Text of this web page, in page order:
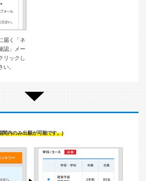
届く「ネ
認」メー
リックし
。
間内のみ出願が可能です。)